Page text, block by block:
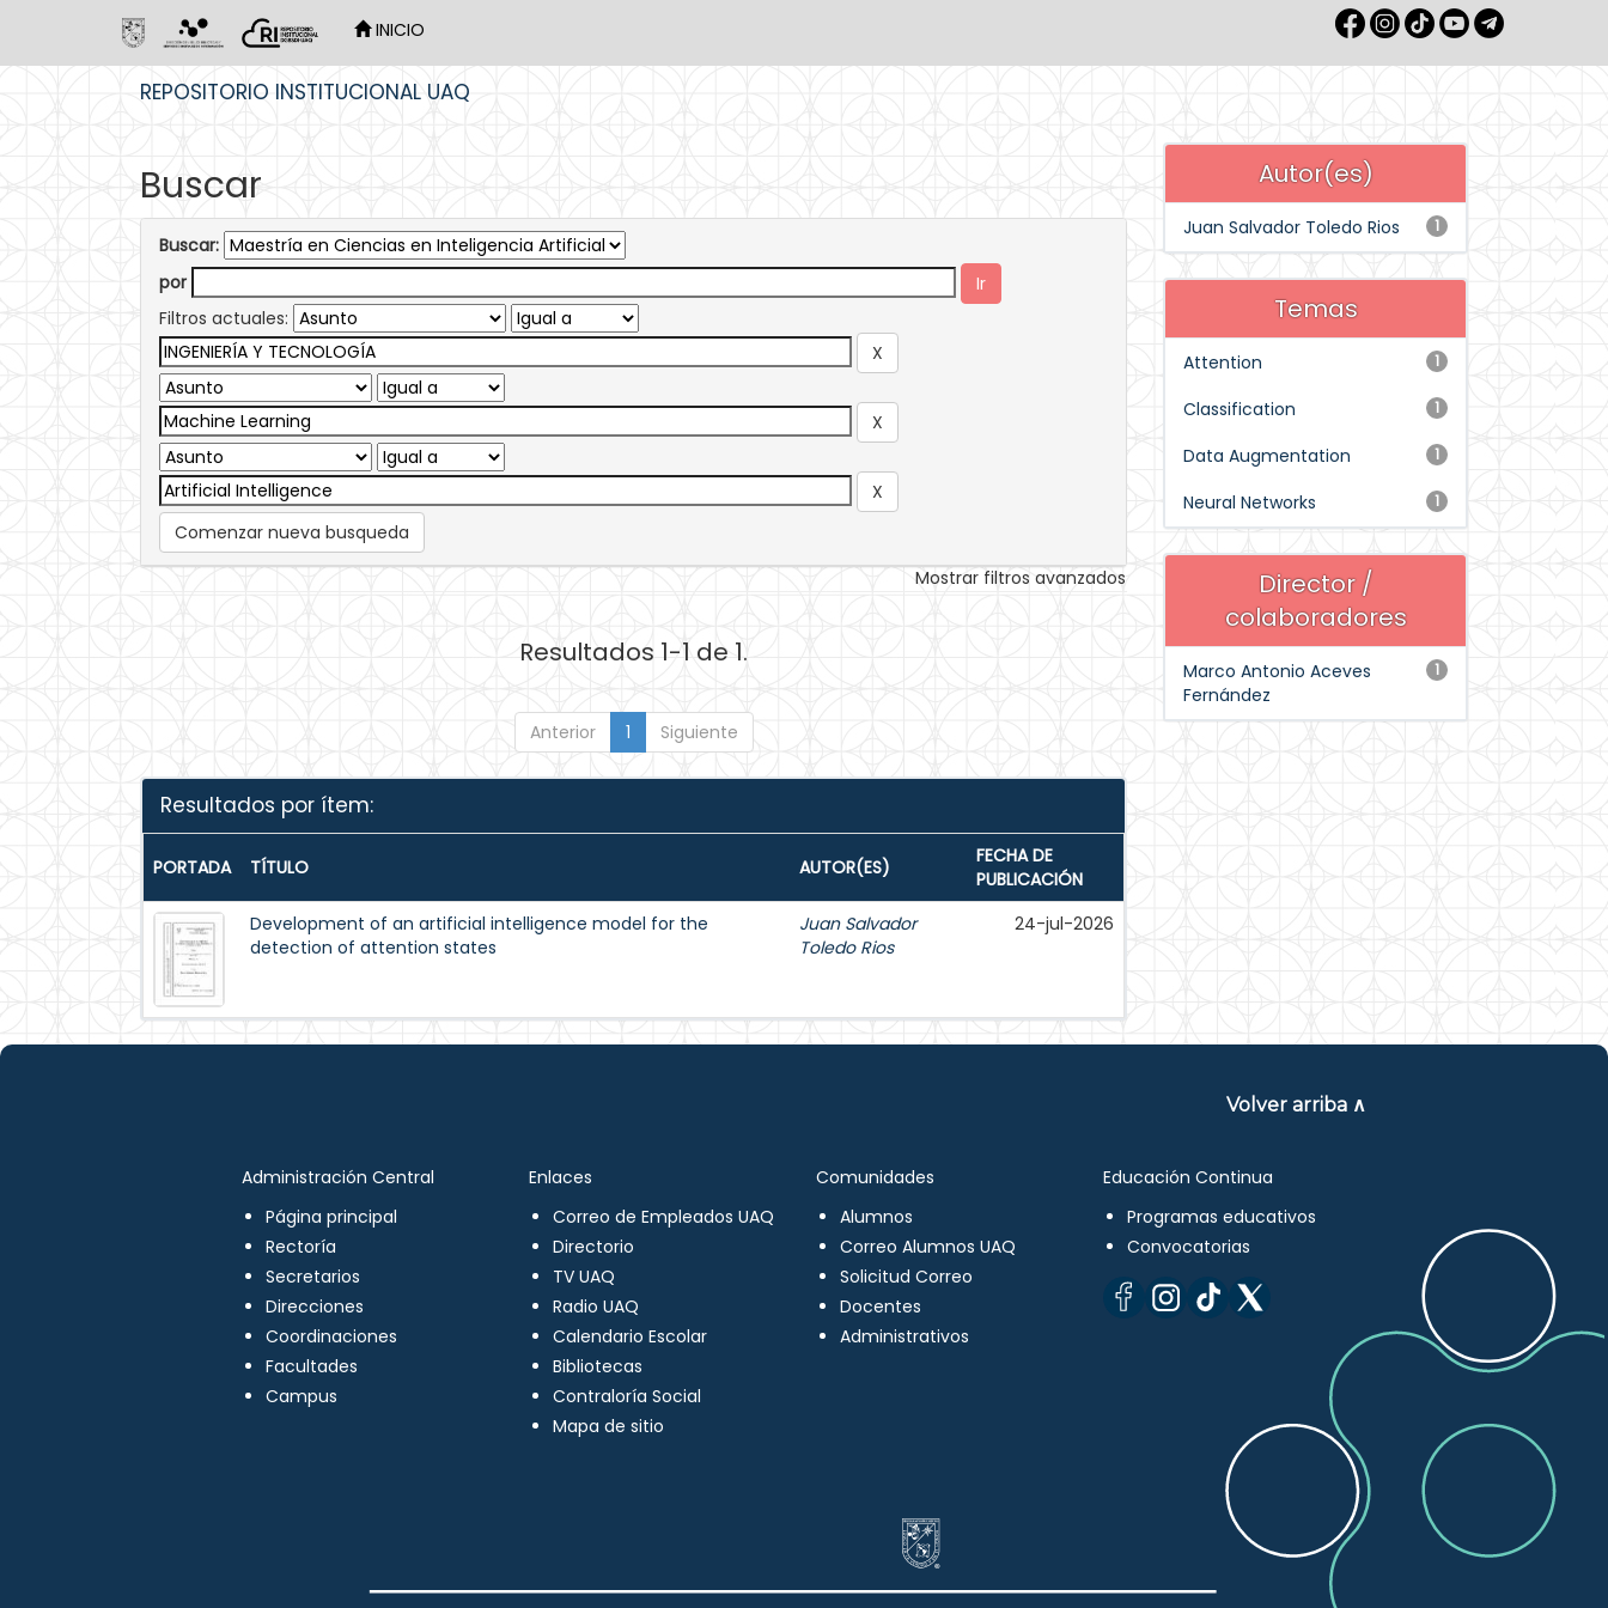
INICIO
REPOSITORIO INSTITUCIONAL UAQ
Buscar
Buscar:
por
Filtros actuales:
Comenzar nueva busqueda
Mostrar filtros avanzados
Resultados 1-1 de 1.
Anterior 1 Siguiente
Resultados por ítem:
PORTADA TÍTULO AUTOR(ES)
FECHA DE
PUBLICACIÓN
Development of an artificial intelligence model for the
detection of attention states
Juan Salvador
Toledo Rios
24-jul-2026
Autor(es)
1
Juan Salvador Toledo Rios
Temas
1
Attention
1
Classification
1
Data Augmentation
1
Neural Networks
Director /
colaboradores
1
Marco Antonio Aceves
Fernández
Volver arriba ∧
Administración Central
Página principal
Rectoría
Secretarios
Direcciones
Coordinaciones
Facultades
Campus
Enlaces
Correo de Empleados UAQ
Directorio
TV UAQ
Radio UAQ
Calendario Escolar
Bibliotecas
Contraloría Social
Mapa de sitio
Comunidades
Alumnos
Correo Alumnos UAQ
Solicitud Correo
Docentes
Administrativos
Educación Continua
Programas educativos
Convocatorias